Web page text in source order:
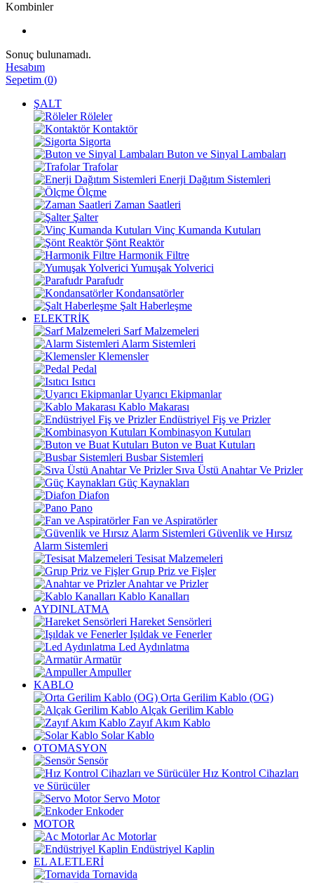
Kombinler
Sonuç bulunamadı.
Hesabım
Sepetim (0)
ŞALT
Röleler
Kontaktör
Sigorta
Buton ve Sinyal Lambaları
Trafolar
Enerji Dağıtım Sistemleri
Ölçme
Zaman Saatleri
Şalter
Vinç Kumanda Kutuları
Şönt Reaktör
Harmonik Filtre
Yumuşak Yolverici
Parafudr
Kondansatörler
Şalt Haberleşme
ELEKTRİK
Sarf Malzemeleri
Alarm Sistemleri
Klemensler
Pedal
Isıtıcı
Uyarıcı Ekipmanlar
Kablo Makarası
Endüstriyel Fiş ve Prizler
Kombinasyon Kutuları
Buton ve Buat Kutuları
Busbar Sistemleri
Sıva Üstü Anahtar Ve Prizler
Güç Kaynakları
Diafon
Pano
Fan ve Aspiratörler
Güvenlik ve Hırsız
Alarm Sistemleri
Tesisat Malzemeleri
Grup Priz ve Fişler
Anahtar ve Prizler
Kablo Kanalları
AYDINLATMA
Hareket Sensörleri
Işıldak ve Fenerler
Led Aydınlatma
Armatür
Ampuller
KABLO
Orta Gerilim Kablo (OG)
Alçak Gerilim Kablo
Zayıf Akım Kablo
Solar Kablo
OTOMASYON
Sensör
Hız Kontrol Cihazları
ve Sürücüler
Servo Motor
Enkoder
MOTOR
Ac Motorlar
Endüstriyel Kaplin
EL ALETLERİ
Tornavida